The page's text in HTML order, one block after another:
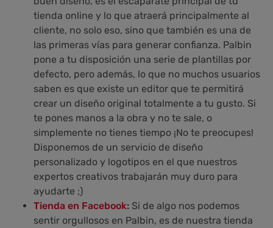
tienda online y lo que atraerá principalmente al
cliente, no solo eso, sino que también es una de
las primeras vías para generar confianza. Palbin
pone a tu disposición una serie de plantillas por
defecto, pero además, lo que no muchos usuarios
saben es que existe un editor que te permitirá
crear un diseño original totalmente a tu gusto. Si
te pones manos a la obra y no te sale, o
simplemente no tienes tiempo ¡No te preocupes!
Disponemos de un servicio de diseño
personalizado y logotipos en el que nuestros
expertos creativos trabajarán muy duro para
ayudarte ;)
Tienda en Facebook: Si de algo nos podemos
sentir orgullosos en Palbin, es de nuestra tienda